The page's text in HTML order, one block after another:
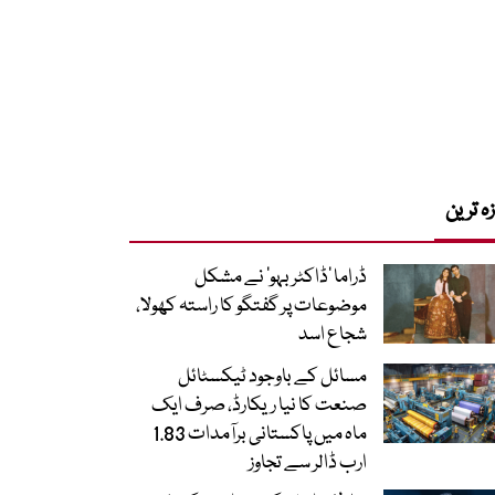
ترین
ڈراما ’ڈاکٹر بہو‘ نے مشکل
موضوعات پر گفتگو کا راستہ کھولا،
شجاع اسد
مسائل کے باوجود ٹیکسٹائل
صنعت کا نیا ریکارڈ، صرف ایک
ماہ میں پاکستانی برآمدات 1.83
ارب ڈالر سے تجاوز